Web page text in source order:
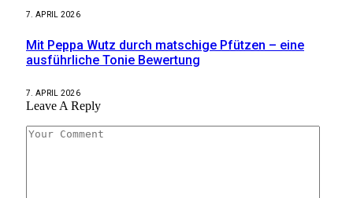
7. APRIL 2026
Mit Peppa Wutz durch matschige Pfützen – eine
ausführliche Tonie Bewertung
7. APRIL 2026
Leave A Reply